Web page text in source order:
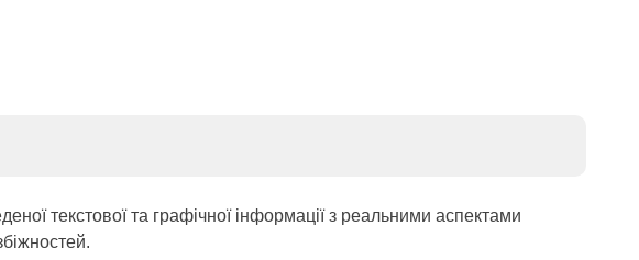
текстової та графічної інформації з реальними аспектами